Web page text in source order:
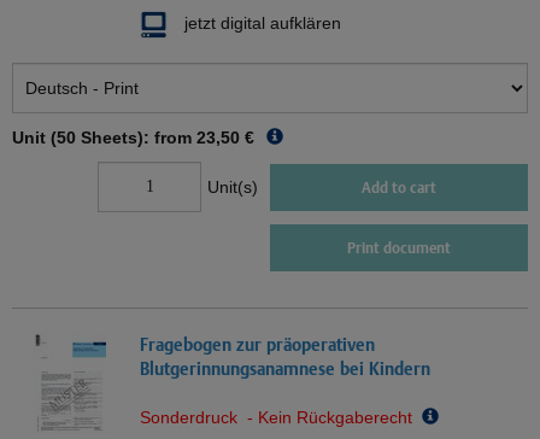
jetzt digital aufklären
Unit (50 Sheets): from 23,50 €
Unit(s) Add to cart
Print document
Fragebogen zur präoperativen
Blutgerinnungsanamnese bei Kindern
Sonderdruck - Kein Rückgaberecht